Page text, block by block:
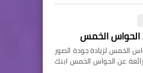
الخمس
الخمس لزيادة جودة الصور
عن الحواس الخمس ابنك